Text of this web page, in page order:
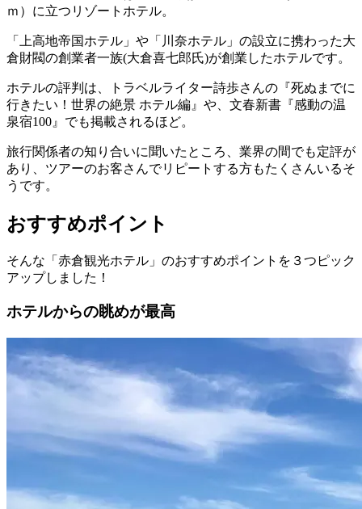
ｍ）に立つリゾートホテル。
「上高地帝国ホテル」や「川奈ホテル」の設立に携わった大
倉財閥の創業者一族(大倉喜七郎氏)が創業したホテルです。
ホテルの評判は、トラベルライター詩歩さんの『死ぬまでに
行きたい！世界の絶景 ホテル編』や、文春新書『感動の温
泉宿100』でも掲載されるほど。
旅行関係者の知り合いに聞いたところ、業界の間でも定評が
あり、ツアーのお客さんでリピートする方もたくさんいるそ
うです。
おすすめポイント
そんな「赤倉観光ホテル」のおすすめポイントを ３つピック
アップしました！
ホテルからの眺めが最高